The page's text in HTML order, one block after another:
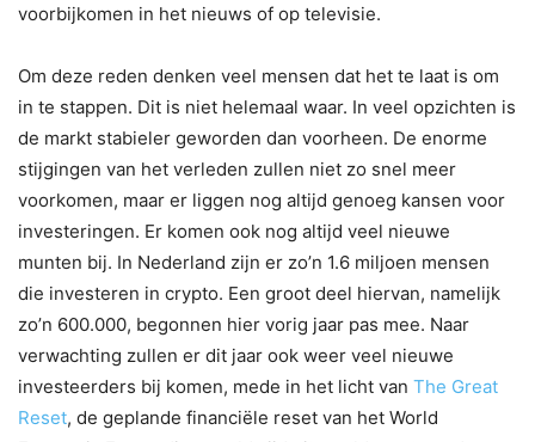
voorbijkomen in het nieuws of op televisie.
Om deze reden denken veel mensen dat het te laat is om
in te stappen. Dit is niet helemaal waar. In veel opzichten is
de markt stabieler geworden dan voorheen. De enorme
stijgingen van het verleden zullen niet zo snel meer
voorkomen, maar er liggen nog altijd genoeg kansen voor
investeringen. Er komen ook nog altijd veel nieuwe
munten bij. In Nederland zijn er zo’n 1.6 miljoen mensen
die investeren in crypto. Een groot deel hiervan, namelijk
zo’n 600.000, begonnen hier vorig jaar pas mee. Naar
verwachting zullen er dit jaar ook weer veel nieuwe
investeerders bij komen, mede in het licht van The Great
Reset, de geplande financiële reset van het World